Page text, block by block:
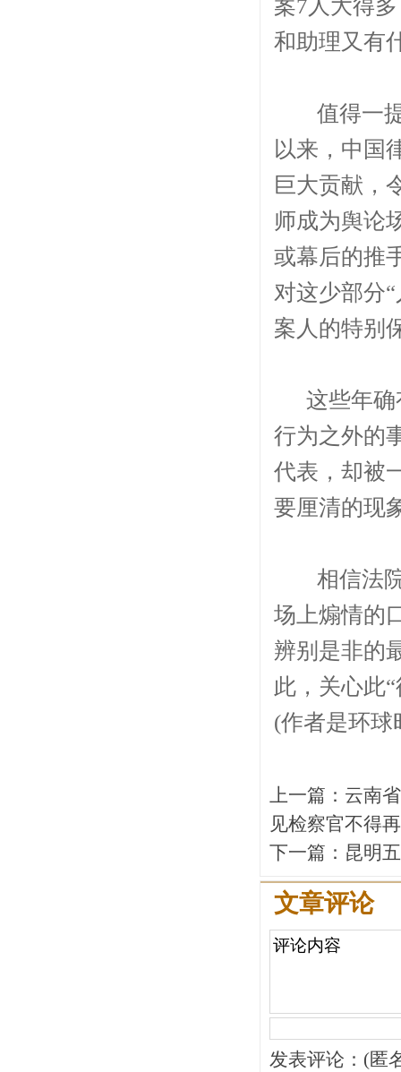
案7人大得
和助理又有
值得一提
以来，中国
巨大贡献，
师成为舆论
或幕后的推
对这少部分
案人的特别
这些年确
行为之外的
代表，却被
要厘清的现
相信法院
场上煽情的
辨别是非的
此，关心此
(作者是环球
上一篇： 云南
见检察官不得
下一篇： 昆明
文章评论
发表评论：(匿